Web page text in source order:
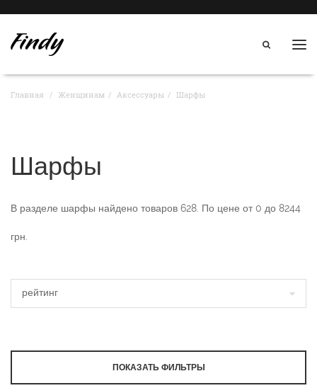
Главная Женщинам Аксессуары Шарфы
Шарфы
В разделе шарфы найдено товаров 628 . По цене от0 до 8244
грн.
ПОКАЗАТЬ ФИЛЬТРЫ